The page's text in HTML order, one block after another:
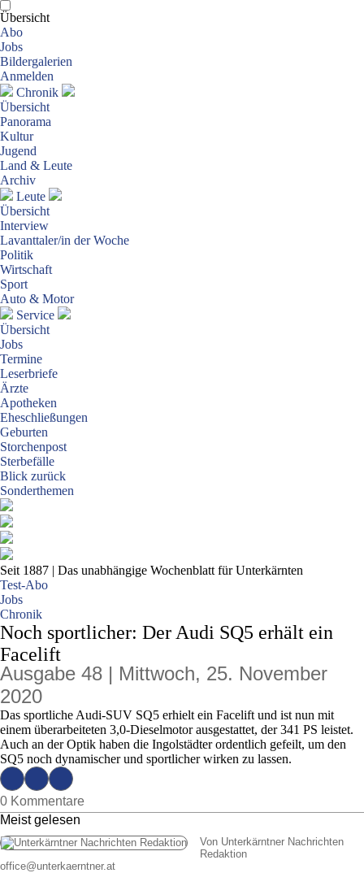
Übersicht
Abo
Jobs
Bildergalerien
Anmelden
Chronik
Übersicht
Panorama
Kultur
Jugend
Land & Leute
Archiv
Leute
Übersicht
Interview
Lavanttaler/in der Woche
Politik
Wirtschaft
Sport
Auto & Motor
Service
Übersicht
Jobs
Termine
Leserbriefe
Ärzte
Apotheken
Eheschließungen
Geburten
Storchenpost
Sterbefälle
Blick zurück
Sonderthemen
Seit 1887 | Das unabhängige Wochenblatt für Unterkärnten
Test-Abo
Jobs
Chronik
Noch sportlicher: Der Audi SQ5 erhält ein
Facelift
Ausgabe 48 | Mittwoch, 25. November
2020
Das sportliche Audi-SUV SQ5 erhielt ein Facelift und ist nun mit
einem überarbeiteten 3,0-Dieselmotor ausgestattet, der 341 PS leistet.
Auch an der Optik haben die Ingolstädter ordentlich gefeilt, um den
SQ5 noch dynamischer und sportlicher wirken zu lassen.
0 Kommentare
Meist gelesen
Von Unterkärntner Nachrichten
Redaktion
office@unterkaerntner.at